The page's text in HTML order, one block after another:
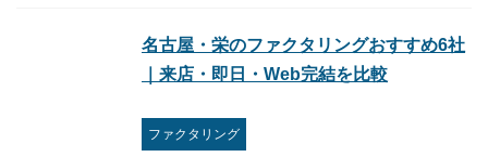
名古屋・栄のファクタリングおすすめ6社
｜来店・即日・Web完結を比較
ファクタリング